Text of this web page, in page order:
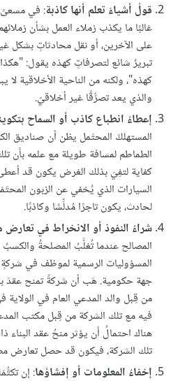
قولُ أشياءَ تعلم أنها كاذبة: في مسعىً
غالبًا ما يكذب زملاء العمل بشأن
على الآخرين، أو نقل محادثاتٍ بشكل
تبريرٌ شائع لتصرفاتٍ كهذه يقول:
كهذه"، ولكنه من الناحية الأخلاقية
والذي يعد تصرُّقًا غير أخلاقيّ.
إعطاءُ انطباع كاذب أو السماح
المستهلكَ المحتَمل يظن أن صناديق
الطماطم لمسافة طويلة مع علمه بأن
كفاية لتفِيَ بذلك الغرض يكون قد أعطى
السيارات الذي يُخفي عن الزبون
لحادث، يكون تاجرًا مُدلِّسًا وكاذبًا.
شراءُ النفوذ أو الانخراط في
المصالح عندما تُغلَّبُ المصلحةُ
المسؤوليات الرسمية لموظف في
جهة حكومية. هَب أن شركةً تمنح عقدَ
من قِبل والد المدعي العام في
فيه مع تلك الشركة من قِبل مكتب
هناك احتمالُ أن يؤثر منحُ عقد البناء
تلك الشركة، فيكون قد حصل تعارض
إخفاءُ المعلومات أو إفشاؤها: إن